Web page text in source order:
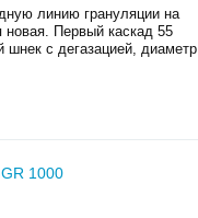
линию грануляции на
новая. Первый каскад 55
шнек с дегазацией, диаметр
1000